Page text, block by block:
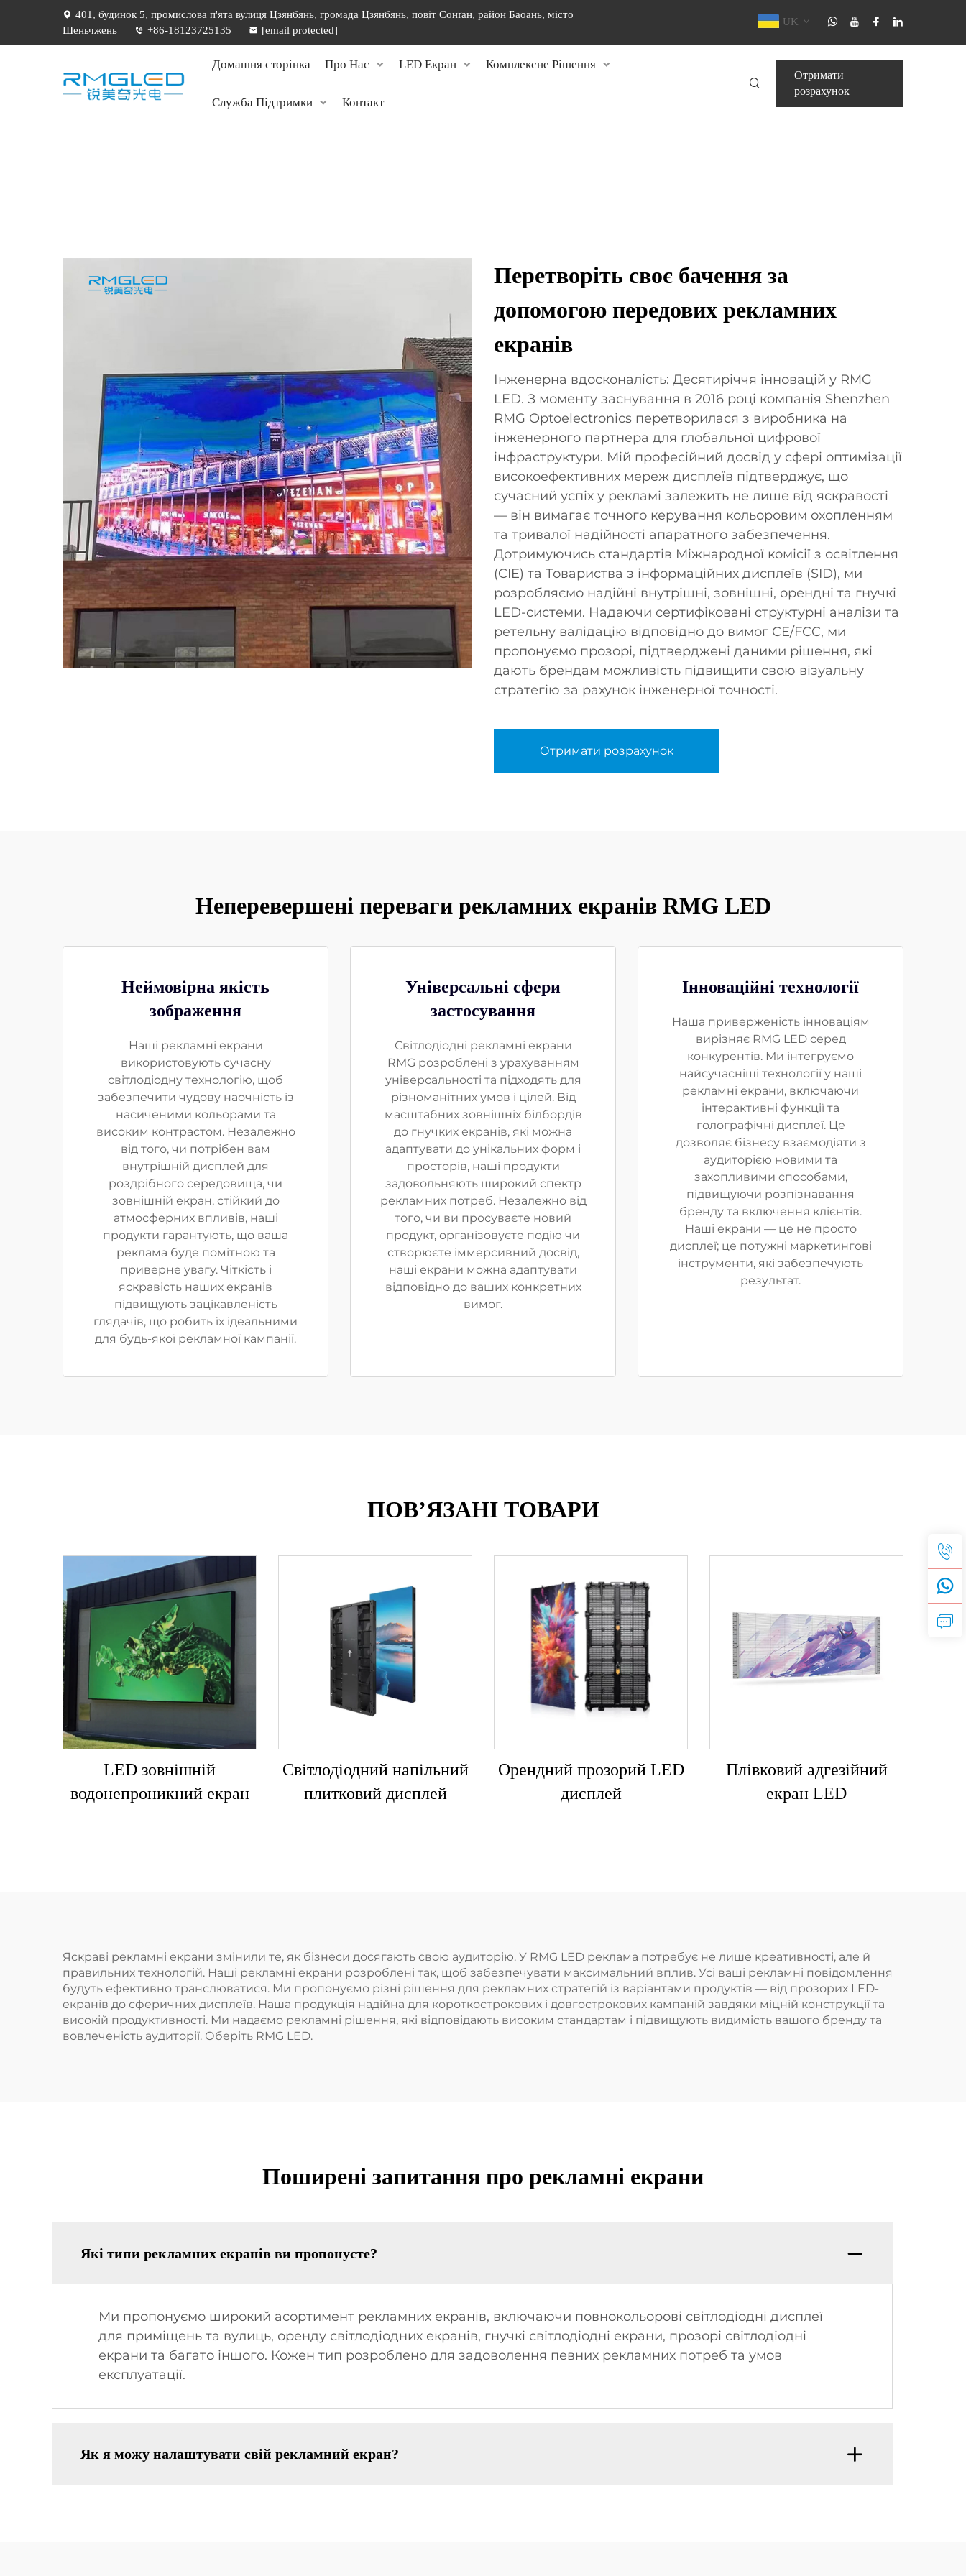
401, будинок 5, промислова п'ята вулиця Цзянбянь, громада Цзянбянь, повіт Сонґан, район Баоань, місто
Шеньчжень
+86-18123725135 [email protected]
UK
Домашня сторінка Про Нас LED Екран Комплексне Рішення
Служба Підтримки Контакт
Отримати
розрахунок
Перетворіть своє бачення за
допомогою передових рекламних
екранів
Інженерна вдосконалість: Десятиріччя інновацій у RMG
LED. З моменту заснування в 2016 році компанія Shenzhen
RMG Optoelectronics перетворилася з виробника на
інженерного партнера для глобальної цифрової
інфраструктури. Мій професійний досвід у сфері оптимізації
високоефективних мереж дисплеїв підтверджує, що
сучасний успіх у рекламі залежить не лише від яскравості
— він вимагає точного керування кольоровим охопленням
та тривалої надійності апаратного забезпечення.
Дотримуючись стандартів Міжнародної комісії з освітлення
(CIE) та Товариства з інформаційних дисплеїв (SID), ми
розробляємо надійні внутрішні, зовнішні, орендні та гнучкі
LED-системи. Надаючи сертифіковані структурні аналізи та
ретельну валідацію відповідно до вимог CE/FCC, ми
пропонуємо прозорі, підтверджені даними рішення, які
дають брендам можливість підвищити свою візуальну
стратегію за рахунок інженерної точності.
Отримати розрахунок
Неперевершені переваги рекламних екранів RMG LED
Неймовірна якість
зображення
Наші рекламні екрани
використовують сучасну
світлодіодну технологію, щоб
забезпечити чудову наочність із
насиченими кольорами та
високим контрастом. Незалежно
від того, чи потрібен вам
внутрішній дисплей для
роздрібного середовища, чи
зовнішній екран, стійкий до
атмосферних впливів, наші
продукти гарантують, що ваша
реклама буде помітною та
приверне увагу. Чіткість і
яскравість наших екранів
підвищують зацікавленість
глядачів, що робить їх ідеальними
для будь-якої рекламної кампанії.
Універсальні сфери
застосування
Світлодіодні рекламні екрани
RMG розроблені з урахуванням
універсальності та підходять для
різноманітних умов і цілей. Від
масштабних зовнішніх білбордів
до гнучких екранів, які можна
адаптувати до унікальних форм і
просторів, наші продукти
задовольняють широкий спектр
рекламних потреб. Незалежно від
того, чи ви просуваєте новий
продукт, організовуєте подію чи
створюєте іммерсивний досвід,
наші екрани можна адаптувати
відповідно до ваших конкретних
вимог.
Інноваційні технології
Наша приверженість інноваціям
вирізняє RMG LED серед
конкурентів. Ми інтегруємо
найсучасніші технології у наші
рекламні екрани, включаючи
інтерактивні функції та
голографічні дисплеї. Це
дозволяє бізнесу взаємодіяти з
аудиторією новими та
захопливими способами,
підвищуючи розпізнавання
бренду та включення клієнтів.
Наші екрани — це не просто
дисплеї; це потужні маркетингові
інструменти, які забезпечують
результат.
ПОВ’ЯЗАНІ ТОВАРИ
LED зовнішній
водонепроникний екран
Світлодіодний напільний
плитковий дисплей
Орендний прозорий LED
дисплей
Плівковий адгезійний
екран LED
Яскраві рекламні екрани змінили те, як бізнеси досягають свою аудиторію. У RMG LED реклама потребує не лише креативності, але й
правильних технологій. Наші рекламні екрани розроблені так, щоб забезпечувати максимальний вплив. Усі ваші рекламні повідомлення
будуть ефективно транслюватися. Ми пропонуємо різні рішення для рекламних стратегій із варіантами продуктів — від прозорих LED-
екранів до сферичних дисплеїв. Наша продукція надійна для короткострокових і довгострокових кампаній завдяки міцній конструкції та
високій продуктивності. Ми надаємо рекламні рішення, які відповідають високим стандартам і підвищують видимість вашого бренду та
вовлеченість аудиторії. Оберіть RMG LED.
Поширені запитання про рекламні екрани
Які типи рекламних екранів ви пропонуєте?
Ми пропонуємо широкий асортимент рекламних екранів, включаючи повнокольорові світлодіодні дисплеї
для приміщень та вулиць, оренду світлодіодних екранів, гнучкі світлодіодні екрани, прозорі світлодіодні
екрани та багато іншого. Кожен тип розроблено для задоволення певних рекламних потреб та умов
експлуатації.
Як я можу налаштувати свій рекламний екран?